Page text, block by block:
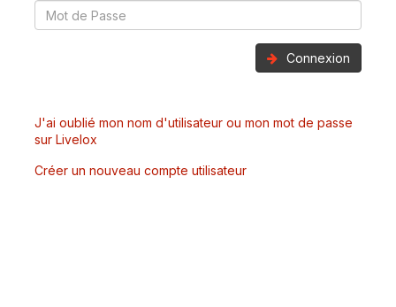
Connexion
J'ai oublié mon nom d'utilisateur ou mon mot de passe
sur Livelox
Créer un nouveau compte utilisateur